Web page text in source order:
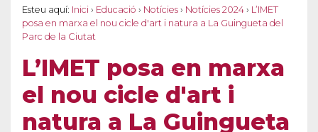
Esteu aquí: Inici › Educació › Notícies › Notícies 2024 › L’IMET
posa en marxa el nou cicle d'art i natura a La Guingueta del
Parc de la Ciutat
L’IMET posa en marxa
el nou cicle d'art i
natura a La Guingueta